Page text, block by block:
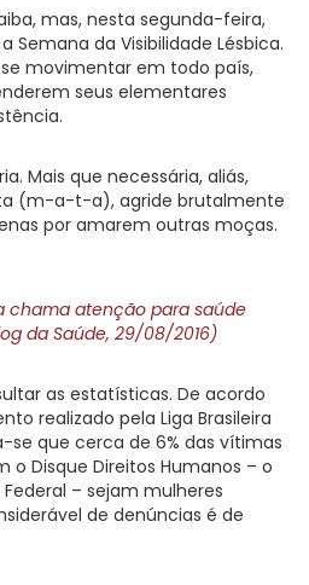
mas, nesta segunda-feira,
Semana da Visibilidade Lésbica.
movimentar em todo país,
seus elementares
Mais que necessária, aliás,
(m-a-t-a), agride brutalmente
por amarem outras moças.
chama atenção para saúde
da Saúde, 29/08/2016)
as estatísticas. De acordo
realizado pela Liga Brasileira
se que cerca de 6% das vítimas
o Disque Direitos Humanos – o
– sejam mulheres
de denúncias é de